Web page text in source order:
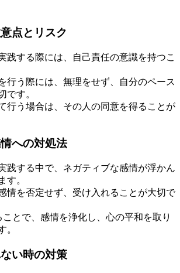
点とリスク
践する際には、自己責任の意識を持つこ
行う際には、無理をせず、自分のペース
です。
行う場合は、その人の同意を得ることが
への対処法
践する中で、ネガティブな感情が浮かん
す。
情を否定せず、受け入れることが大切で
とで、感情を浄化し、心の平和を取り
。
い時の対策